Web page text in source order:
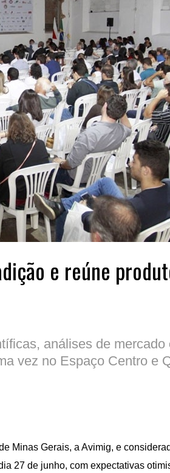
e reúne
análises de mercado
vez no Espaço Centro e
Minas Gerais, a Avimig, e
27 de junho, com expectativas